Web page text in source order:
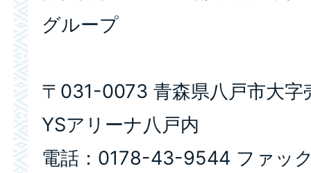
グループ
〒031-0073 青森県八戸市大字
YSアリーナ八戸内
電話：0178-43-9544 ファッ